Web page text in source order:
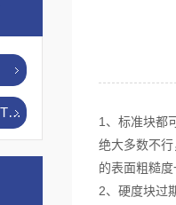
日本FT硬度计/FUTURE-TECH
1、标准块都
绝大多数不
的表面粗糙
2、硬度块过